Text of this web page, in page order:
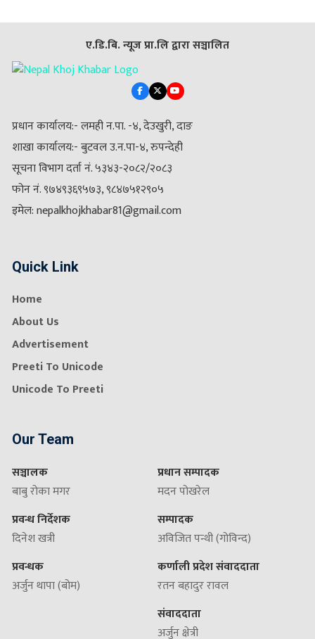
ए.डि.बि. न्यूज प्रा.लि द्वारा सञ्चालित
प्रधान कार्यालय:- लमही न.पा. -४, देउखुरी, दाङ
शाखा कार्यालय:- बुटवल उ.न.पा-४, रुपन्देही
सूचना विभाग दर्ता नं. ५३४३-२०८२/२०८३
फोन नं. ९७४९३६९५७३, ९८४७५१२९०५
इमेल: nepalkhojkhabar81@gmail.com
Quick Link
Home
About Us
Advertisement
Preeti To Unicode
Unicode To Preeti
Our Team
सञ्चालक
बाबु रोका मगर
प्रवन्ध निर्देशक
दिनेश खत्री
प्रवन्धक
अर्जुन थापा (बोम)
प्रधान सम्पादक
मदन पोखरेल
सम्पादक
अविजित पन्थी (गोविन्द)
कर्णाली प्रदेश संवाददाता
रतन बहादुर रावल
संवाददाता
अर्जुन क्षेत्री